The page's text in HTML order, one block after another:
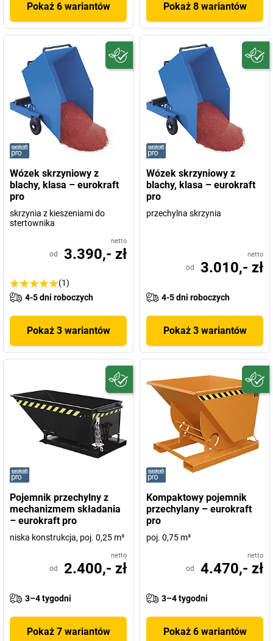
Pokaż 6 wariantów Pokaż 8 wariantów
Wózek skrzyniowy z
blachy, klasa – eurokraft
pro
skrzynia z kieszeniami do
stertownika
netto
od 3.390,- zł
(1)
4-5 dni roboczych
Pokaż 3 wariantów
Wózek skrzyniowy z
blachy, klasa – eurokraft
pro
przechylna skrzynia
netto
od 3.010,- zł
4-5 dni roboczych
Pokaż 3 wariantów
Pojemnik przechylny z
mechanizmem składania
– eurokraft pro
niska konstrukcja, poj. 0,25 m³
netto
od 2.400,- zł
3–4 tygodni
Pokaż 7 wariantów
Kompaktowy pojemnik
przechylany – eurokraft
pro
poj. 0,75 m³
netto
od 4.470,- zł
3–4 tygodni
Pokaż 6 wariantów